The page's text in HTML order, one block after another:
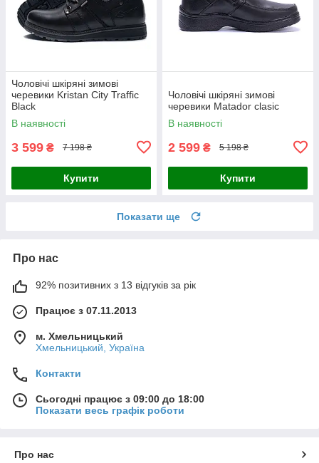
Чоловічі шкіряні зимові
черевики Kristan City Traffic
Black
В наявності
3 599 ₴ 7 198 ₴
Купити
Чоловічі шкіряні зимові
черевики Matador clasic
В наявності
2 599 ₴ 5 198 ₴
Купити
Показати ще
Про нас
92% позитивних з 13 відгуків за рік
Працює з 07.11.2013
м. Хмельницький
Хмельницький, Україна
Контакти
Сьогодні працює з 09:00 до 18:00
Показати весь графік роботи
Про нас